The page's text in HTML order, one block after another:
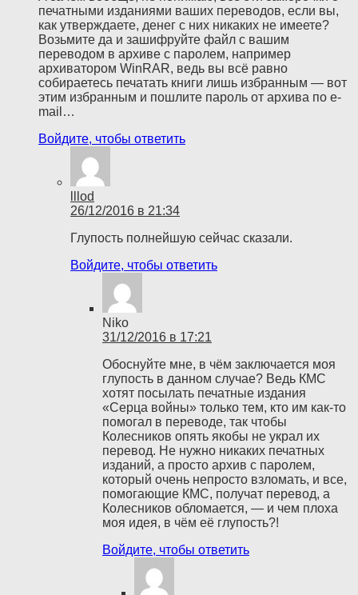
печатными изданиями ваших переводов, если вы,
как утверждаете, денег с них никаких не имеете?
Возьмите да и зашифруйте файл с вашим
переводом в архиве с паролем, например
архиватором WinRAR, ведь вы всё равно
собираетесь печатать книги лишь избранным — вот
этим избранным и пошлите пароль от архива по e-
mail…
Войдите, чтобы ответить
lllod
26/12/2016 в 21:34
Глупость полнейшую сейчас сказали.
Войдите, чтобы ответить
Niko
31/12/2016 в 17:21
Обоснуйте мне, в чём заключается моя
глупость в данном случае? Ведь КМС
хотят посылать печатные издания
«Серца войны» только тем, кто им как-то
помогал в переводе, так чтобы
Колесников опять якобы не украл их
перевод. Не нужно никаких печатных
изданий, а просто архив с паролем,
который очень непросто взломать, и все,
помогающие КМС, получат перевод, а
Колесников обломается, — и чем плоха
моя идея, в чём её глупость?!
Войдите, чтобы ответить